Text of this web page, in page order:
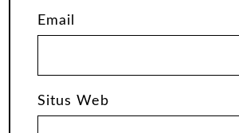
Email
Situs Web